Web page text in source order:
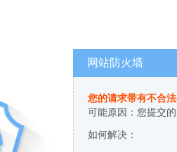
网站防火墙
您的请求带有不合
可能原因：您提交
如何解决：